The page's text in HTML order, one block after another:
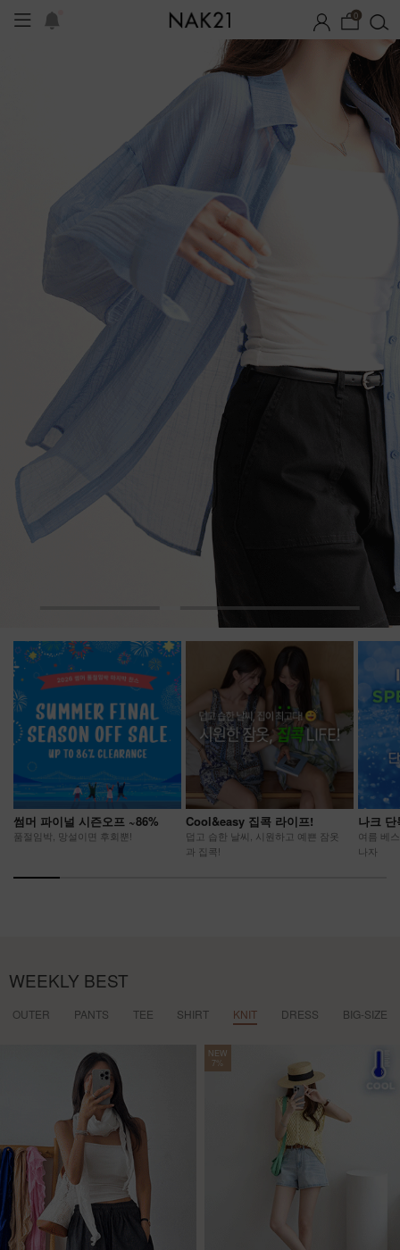
0
시즌오프 1+1 기획세트 자체
썸머 파이널 시즌오프 ~86%
품절임박, 망설이면 후회뿐!
Cool&easy 집콕 라이프!
덥고 습한 날씨, 시원하고 예쁜 잠옷
과 집콕!
나크
여름 베
나자
WEEKLY BEST
OUTER PANTS TEE SHIRT KNIT DRESS BIG-SIZE